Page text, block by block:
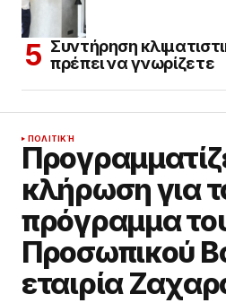
Συντήρηση
πρέπει να γνωρίζετε
ΠΟΛΙΤΙΚΉ
κλήρωση για
πρόγραμμα
Προσωπικού
εταιρία